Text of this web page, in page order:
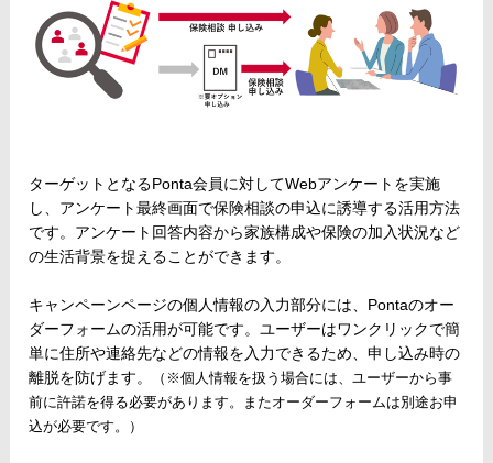
ターゲットとなるPonta会員に対してWebアンケートを実施
し、アンケート最終画面で保険相談の申込に誘導する活用方法
です。アンケート回答内容から家族構成や保険の加入状況など
の生活背景を捉えることができます。
キャンペーンページの個人情報の入力部分には、Pontaのオー
ダーフォームの活用が可能です。ユーザーはワンクリックで簡
単に住所や連絡先などの情報を入力できるため、申し込み時の
離脱を防げます。
（※個人情報を扱う場合には、ユーザーから事
前に許諾を得る必要があります。またオーダーフォームは別途お申
込が必要です。）